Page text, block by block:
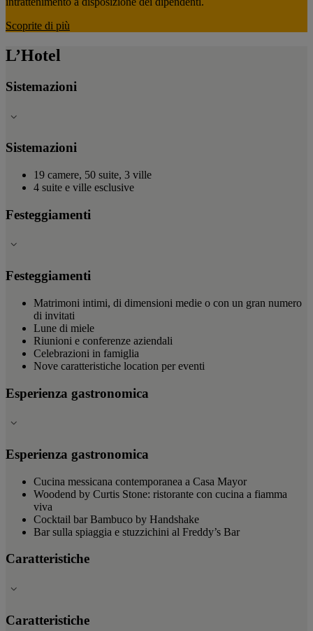
Scoprite di più
L’Hotel
Sistemazioni
Sistemazioni
19 camere, 50 suite, 3 ville
4 suite e ville esclusive
Festeggiamenti
Festeggiamenti
Matrimoni intimi, di dimensioni medie o con un gran numero
di invitati
Lune di miele
Riunioni e conferenze aziendali
Celebrazioni in famiglia
Nove caratteristiche location per eventi
Esperienza gastronomica
Esperienza gastronomica
Cucina messicana contemporanea a Casa Mayor
Woodend by Curtis Stone: ristorante con cucina a fiamma
viva
Cocktail bar Bambuco by Handshake
Bar sulla spiaggia e stuzzichini al Freddy’s Bar
Caratteristiche
Caratteristiche